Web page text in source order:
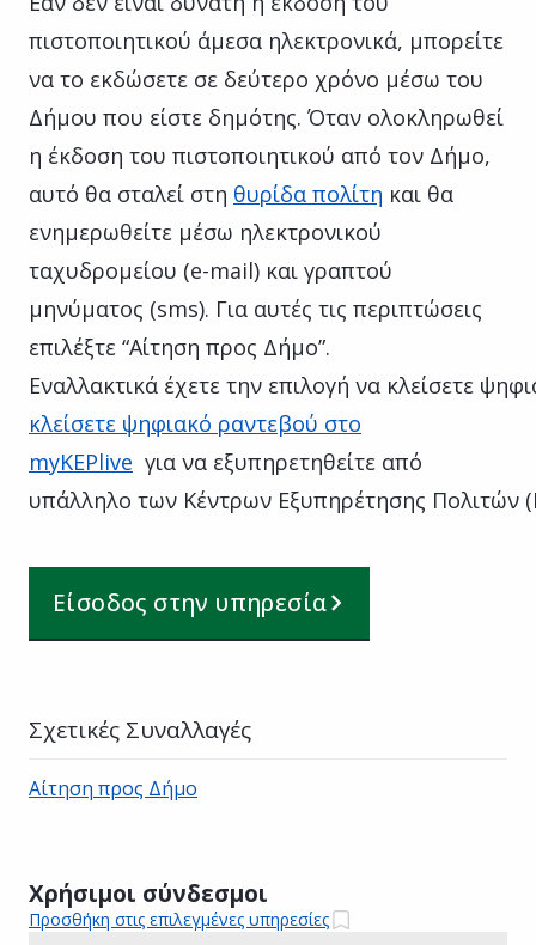
πιστοποιητικού άμεσα ηλεκτρονικά, μπορείτε
να το εκδώσετε σε δεύτερο χρόνο μέσω του
Δήμου που είστε δημότης. Όταν ολοκληρωθεί
η έκδοση του πιστοποιητικού από τον Δήμο,
αυτό θα σταλεί στη θυρίδα πολίτη και θα
ενημερωθείτε μέσω ηλεκτρονικού
ταχυδρομείου (e-mail) και γραπτού
μηνύματος (sms). Για αυτές τις περιπτώσεις
επιλέξτε “Αίτηση προς Δήμο”.
Εναλλακτικά έχετε την επιλογή να κλείσετε
κλείσετε ψηφιακό ραντεβού στο
myKEPlive για να εξυπηρετηθείτε από
υπάλληλο των Κέντρων Εξυπηρέτησης Πολιτών
Είσοδος στην υπηρεσία
Χρήσιμοι σύνδεσμοι
Προσθήκη στις επιλεγμένες υπηρεσίες
Σχετικές Συναλλαγές
Αίτηση προς Δήμο